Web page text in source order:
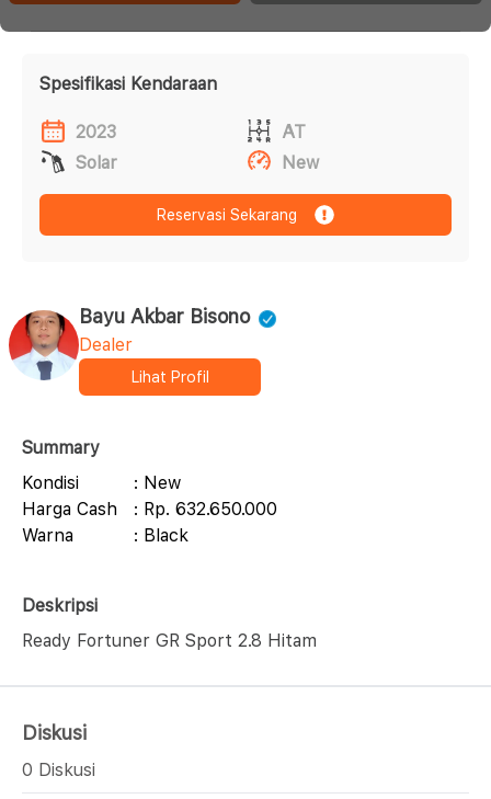
Spesifikasi Kendaraan
2023
AT
Solar
New
Reservasi Sekarang
Bayu Akbar Bisono
Dealer
Lihat Profil
Summary
Kondisi
: New
Harga Cash
: Rp. 632.650.000
Warna
: Black
Deskripsi
Ready Fortuner GR Sport 2.8 Hitam
Diskusi
0 Diskusi